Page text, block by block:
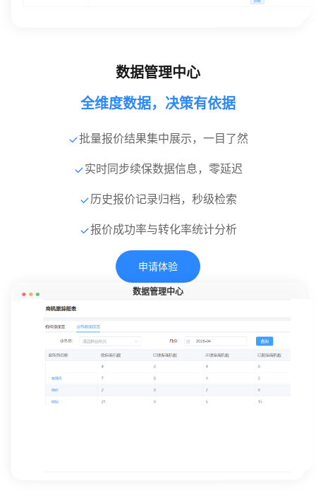
数据管理中心
全维度数据，决策有依据
批量报价结果集中展示，一目了然
实时同步续保数据信息，零延迟
历史报价记录归档，秒级检索
报价成功率与转化率统计分析
申请体验
数据管理中心